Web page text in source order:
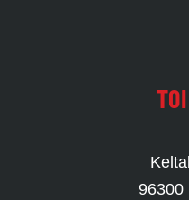
96300